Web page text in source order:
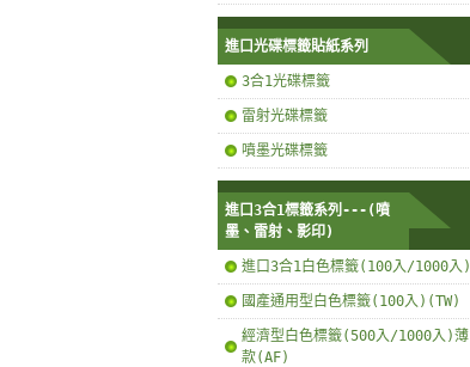
進口光碟標籤貼紙系列
3合1光碟標籤
雷射光碟標籤
噴墨光碟標籤
進口3合1標籤系列---(噴
墨、雷射、影印)
進口3合1白色標籤(100入/1000入)
國產通用型白色標籤(100入)(TW)
經濟型白色標籤(500入/1000入)薄
款(AF)